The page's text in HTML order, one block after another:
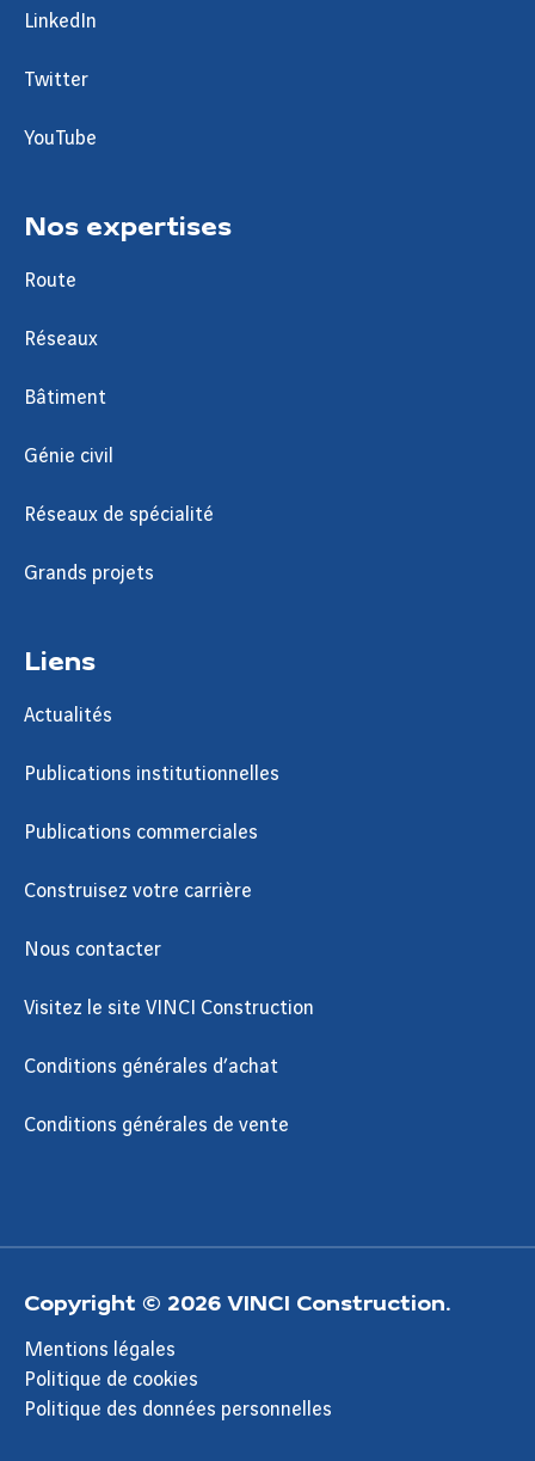
LinkedIn
Twitter
YouTube
Nos expertises
Route
Réseaux
Bâtiment
Génie civil
Réseaux de spécialité
Grands projets
Liens
Actualités
Publications institutionnelles
Publications commerciales
Construisez votre carrière
Nous contacter
Visitez le site VINCI Construction
Conditions générales d’achat
Conditions générales de vente
Copyright © 2026 VINCI Construction.
Mentions légales
Politique de cookies
Politique des données personnelles